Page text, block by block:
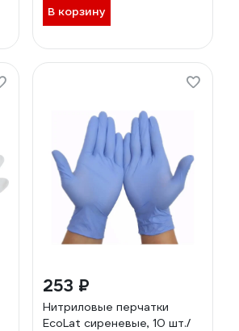
В корзину
253 ₽
Нитриловые перчатки
EcoLat сиреневые, 10 шт./